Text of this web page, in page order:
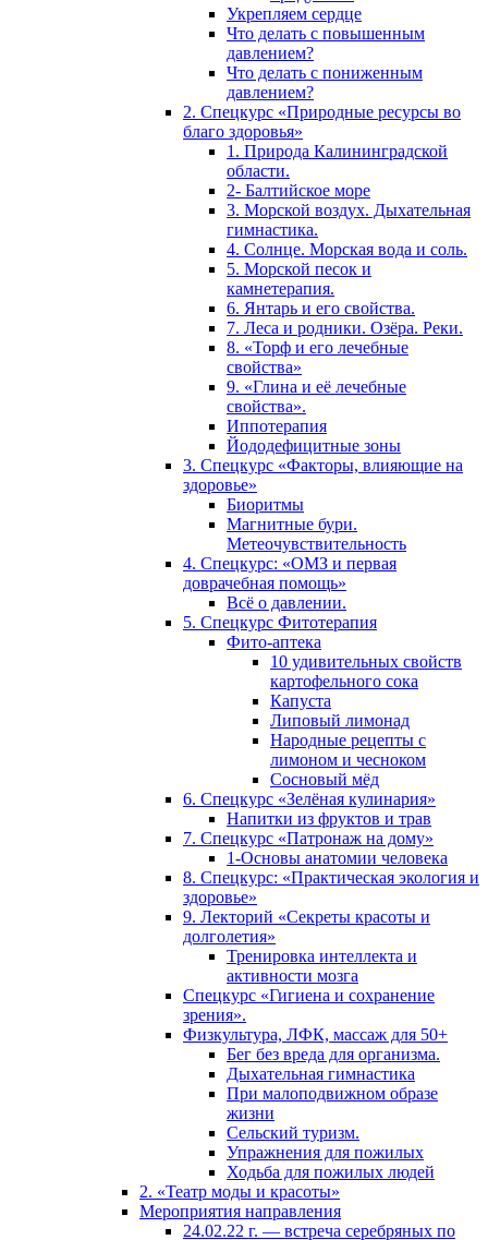
Укрепляем сердце
Что делать с повышенным
давлением?
Что делать с пониженным
давлением?
2. Спецкурс «Природные ресурсы во
благо здоровья»
1. Природа Калининградской
области.
2- Балтийское море
3. Морской воздух. Дыхательная
гимнастика.
4. Солнце. Морская вода и соль.
5. Морской песок и
камнетерапия.
6. Янтарь и его свойства.
7. Леса и родники. Озёра. Реки.
8. «Торф и его лечебные
свойства»
9. «Глина и её лечебные
свойства».
Иппотерапия
Йододефицитные зоны
3. Спецкурс «Факторы, влияющие на
здоровье»
Биоритмы
Магнитные бури.
Метеочувствительность
4. Спецкурс: «ОМЗ и первая
доврачебная помощь»
Всё о давлении.
5. Спецкурс Фитотерапия
Фито-аптека
10 удивительных свойств
картофельного сока
Капуста
Липовый лимонад
Народные рецепты с
лимоном и чесноком
Сосновый мёд
6. Спецкурс «Зелёная кулинария»
Напитки из фруктов и трав
7. Спецкурс «Патронаж на дому»
1-Основы анатомии человека
8. Спецкурс: «Практическая экология и
здоровье»
9. Лекторий «Секреты красоты и
долголетия»
Тренировка интеллекта и
активности мозга
Спецкурс «Гигиена и сохранение
зрения».
Физкультура, ЛФК, массаж для 50+
Бег без вреда для организма.
Дыхательная гимнастика
При малоподвижном образе
жизни
Сельский туризм.
Упражнения для пожилых
Ходьба для пожилых людей
2. «Театр моды и красоты»
Мероприятия направления
24.02.22 г. — встреча серебряных по